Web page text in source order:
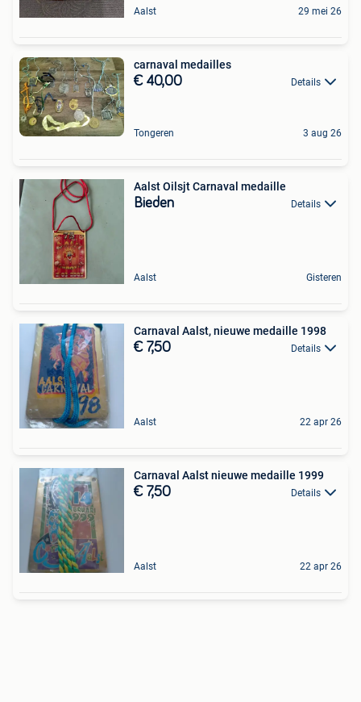
Aalst 29 mei 26
carnaval medailles
€ 40,00 Details
Tongeren 3 aug 26
Aalst Oilsjt Carnaval medaille
Bieden Details
Aalst Gisteren
Carnaval Aalst, nieuwe medaille 1998
€ 7,50 Details
Aalst 22 apr 26
Carnaval Aalst nieuwe medaille 1999
€ 7,50 Details
Aalst 22 apr 26